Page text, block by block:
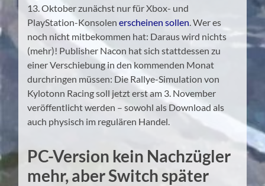
13. Oktober zunächst nur für Xbox- und
PlayStation-Konsolenerscheinen sollen . Wer es
noch nicht mitbekommen hat: Daraus wird nichts
(mehr)! Publisher Nacon hat sich stattdessen zu
einer Verschiebung in den kommenden Monat
durchringen müssen: Die Rallye-Simulation von
Kylotonn Racing soll jetzt erst am 3. November
veröffentlicht werden – sowohl als Download als
auch physisch im regulären Handel.
PC-Version kein Nachzügler
mehr, aber Switch später